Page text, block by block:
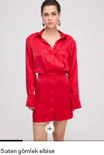
Saten gömlek elbise